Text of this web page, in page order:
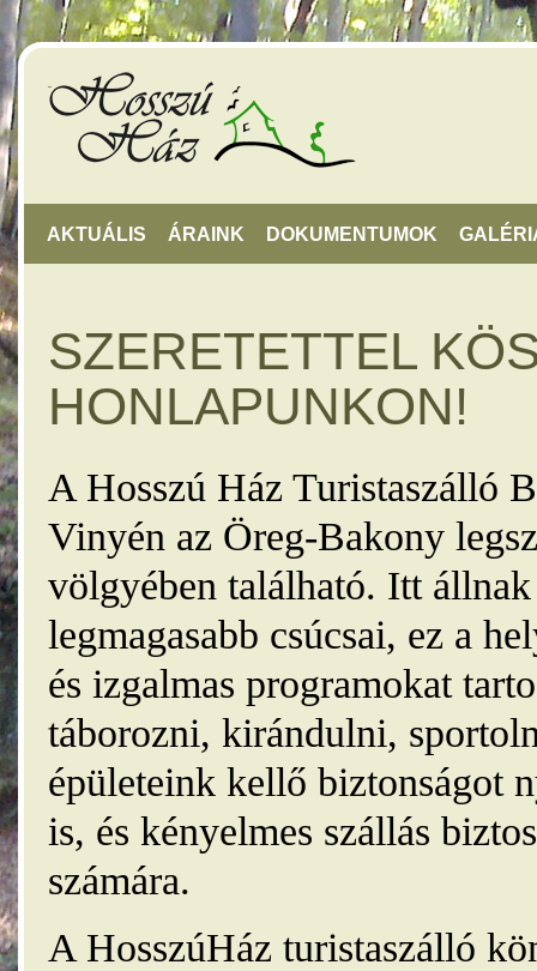
AKTUÁLIS ÁRAINK DOKUMENTUMOK
SZERETETTEL
HONLAPUNKON!
A Hosszú Ház Turistaszálló
Vinyén az Öreg-Bakony
völgyében található. Itt
legmagasabb csúcsai, ez a
és izgalmas programokat
táborozni, kirándulni,
épületeink kellő biztonságot
is, és kényelmes szállás
számára.
A HosszúHáz turistaszálló